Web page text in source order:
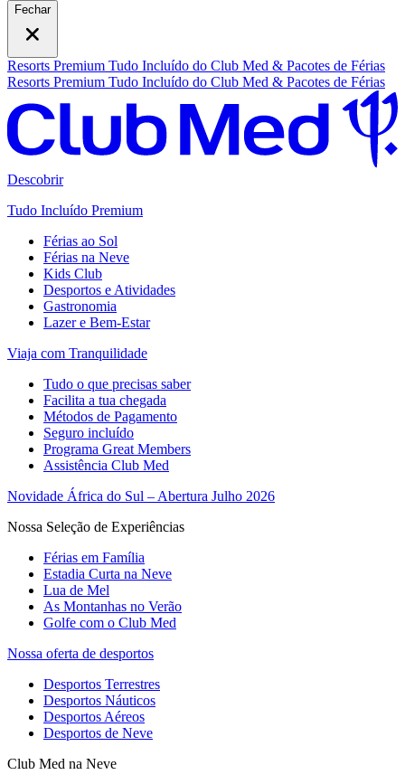
Fechar
Resorts Premium Tudo Incluído do Club Med & Pacotes de Férias
Resorts Premium Tudo Incluído do Club Med & Pacotes de Férias
Descobrir
Tudo Incluído Premium
Férias ao Sol
Férias na Neve
Kids Club
Desportos e Atividades
Gastronomia
Lazer e Bem-Estar
Viaja com Tranquilidade
Tudo o que precisas saber
Facilita a tua chegada
Métodos de Pagamento
Seguro incluído
Programa Great Members
Assistência Club Med
Novidade África do Sul – Abertura Julho 2026
Nossa Seleção de Experiências
Férias em Família
Estadia Curta na Neve
Lua de Mel
As Montanhas no Verão
Golfe com o Club Med
Nossa oferta de desportos
Desportos Terrestres
Desportos Náuticos
Desportos Aéreos
Desportos de Neve
Club Med na Neve